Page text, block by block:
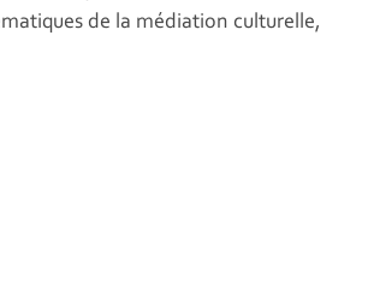
de la médiation culturelle,